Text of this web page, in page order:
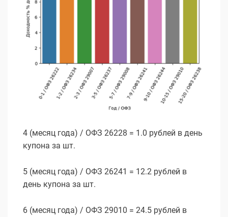
4 (месяц года) / ОФЗ 26228 = 1.0 рублей в день
купона за шт.
5 (месяц года) / ОФЗ 26241 = 12.2 рублей в
день купона за шт.
6 (месяц года) / ОФЗ 29010 = 24.5 рублей в